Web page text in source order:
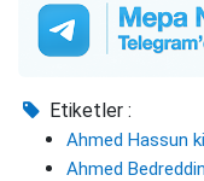
Etiketler :
Ahmed Hassun
Ahmed